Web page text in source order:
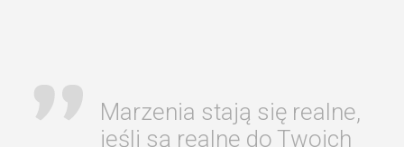
Marzenia stają się realne,
jeśli są realne do Twoich